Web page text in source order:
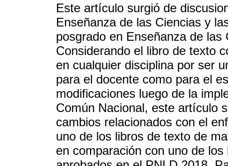
Este artículo surgió de
Enseñanza de las Ciencias y
posgrado en Enseñanza de
Considerando el libro de texto
en cualquier disciplina por ser
para el docente como para el
modificaciones luego de la
Común Nacional, este artículo
cambios relacionados con el
uno de los libros de texto de
en comparación con uno de